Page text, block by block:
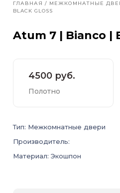
ГЛАВНАЯ / МЕЖКОМНАТНЫЕ
BLACK GLOSS
Atum 7 | Bianco |
4500 руб.
Полотно
Тип: Межкомнатные двери
Производитель:
Материал: Экошпон